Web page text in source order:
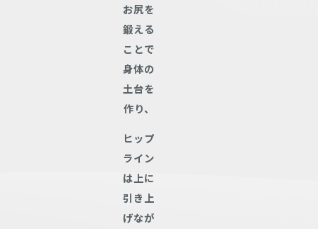
お尻を
鍛える
ことで
身体の
土台を
作り、
ヒップ
ライン
は上に
引き上
げなが